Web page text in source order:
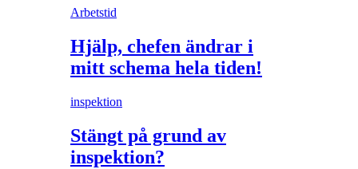
Arbetstid
Hjälp, chefen ändrar i
mitt schema hela tiden!
inspektion
Stängt på grund av
inspektion?